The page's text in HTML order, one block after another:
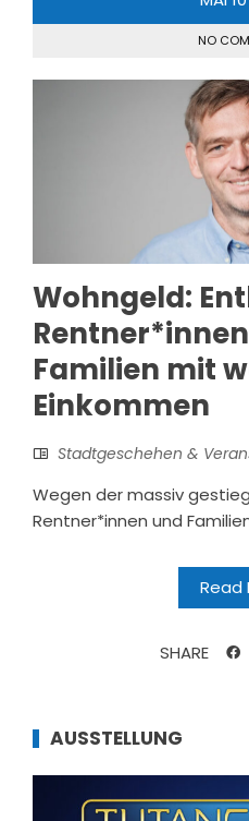
NO
Wohngeld:
Familien mit
Einkommen
Stadtgeschehen &
Wegen der massiv
Rentner*innen und
Read
SHARE
AUSSTELLUNG